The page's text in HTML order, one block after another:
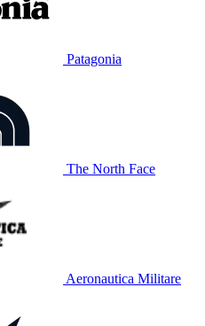
Patagonia
The North Face
Aeronautica Militare